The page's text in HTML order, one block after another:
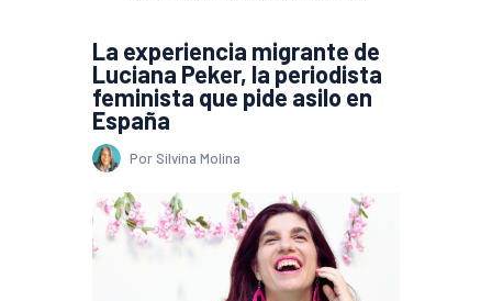
La experiencia migrante de
Luciana Peker, la periodista
feminista que pide asilo en
España
Por Silvina Molina